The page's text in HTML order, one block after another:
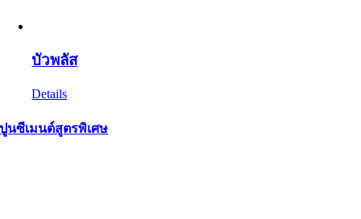
บัวพลัส
Details
ปูนซีเมนต์สูตรพิเศษ